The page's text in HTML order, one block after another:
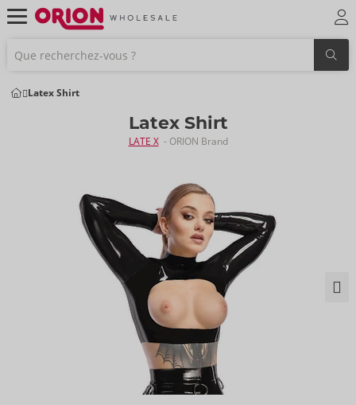
Latex Shirt
Latex Shirt
LATE X - ORION Brand